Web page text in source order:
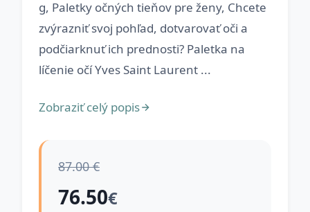
g, Paletky očných tieňov pre ženy, Chcete
zvýrazniť svoj pohľad, dotvarovať oči a
podčiarknuť ich prednosti? Paletka na
líčenie očí Yves Saint Laurent ...
Zobraziť celý popis
87.00 €
76.50€